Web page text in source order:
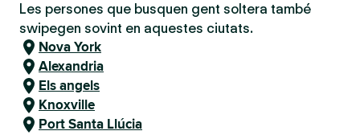
Les persones que busquen gent soltera també
swipegen sovint en aquestes ciutats.
Nova York
Alexandria
Els angels
Knoxville
Port Santa Llúcia